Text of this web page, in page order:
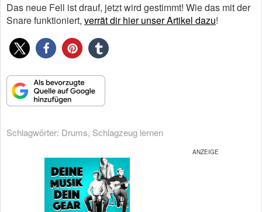
Das neue Fell ist drauf, jetzt wird gestimmt! Wie das mit der
Snare funktioniert, verrät dir hier unser Artikel dazu!
Schlagwörter: Drums, Schlagzeug lernen